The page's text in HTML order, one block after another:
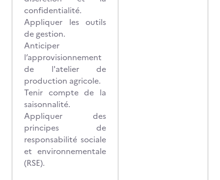
confidentialité.
Appliquer les outils
de gestion.
Anticiper
l’approvisionnement
de l'atelier de
production agricole.
Tenir compte de la
saisonnalité.
Appliquer des
principes de
responsabilité sociale
et environnementale
(RSE).